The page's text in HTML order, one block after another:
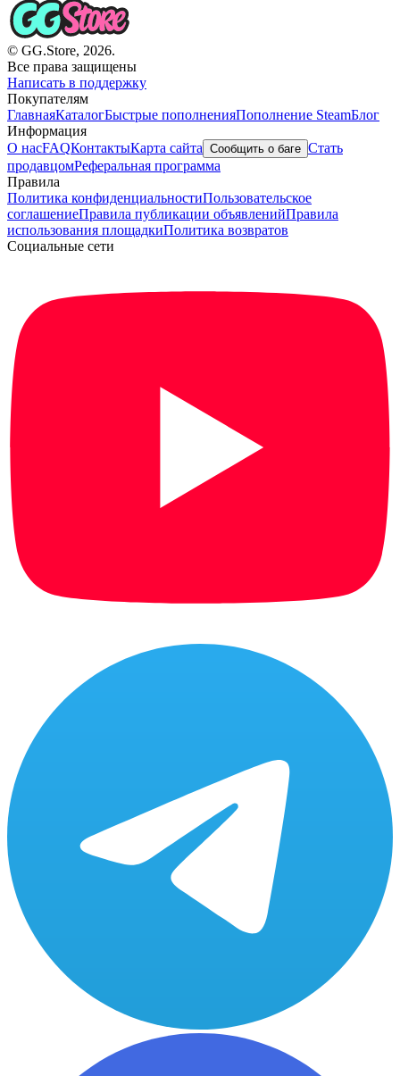
© GG.Store, 2026.
Все права защищены
Написать в поддержку
Покупателям
ГлавнаяКаталогБыстрые пополненияПополнение SteamБлог
Информация
О насFAQКонтактыКарта сайта Сообщить о баге Стать
продавцомРеферальная программа
Правила
Политика конфиденциальностиПользовательское
соглашениеПравила публикации объявленийПравила
использования площадкиПолитика возвратов
Социальные сети